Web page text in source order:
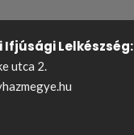
Ifjúsági Lelkészség:
utca 2.